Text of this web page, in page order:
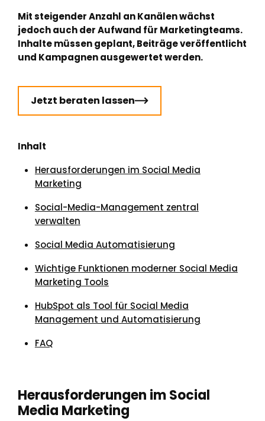
Mit steigender Anzahl an Kanälen wächst
jedoch auch der Aufwand für Marketingteams.
Inhalte müssen geplant, Beiträge veröffentlicht
und Kampagnen ausgewertet werden.
Jetzt beraten lassen
Inhalt
Herausforderungen im Social Media
Marketing
Social-Media-Management zentral
verwalten
Social Media Automatisierung
Wichtige Funktionen moderner Social Media
Marketing Tools
HubSpot als Tool für Social Media
Management und Automatisierung
FAQ
Herausforderungen im Social
Media Marketing